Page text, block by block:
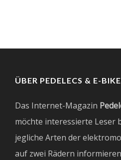
ÜBER PEDELECS & E-
Das Internet-Magazin
möchte interessierte Leser
jegliche Arten der
auf zwei Rädern